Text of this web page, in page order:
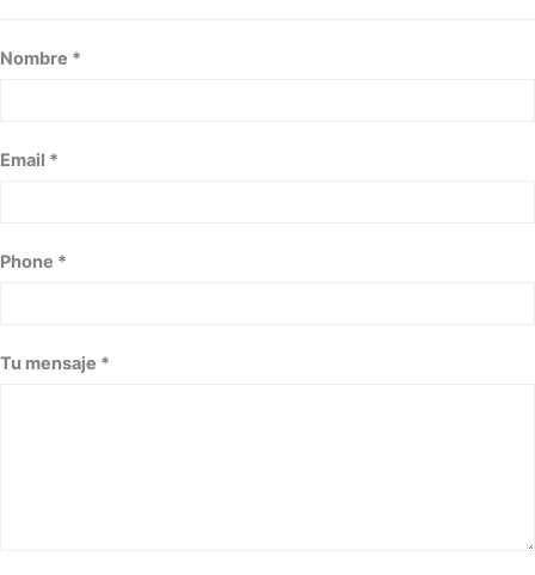
Nombre *
Email *
Phone *
Tu mensaje *